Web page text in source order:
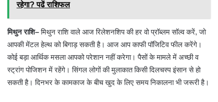
रहेगा? पढें राशिफल
मिथुन राशि–मिथुन राशि वाले आज रिलेशनशिप की हर वो प्रॉब्लम सॉल्व करें, जो
आपकी मेंटल हेल्थ को बिगाड़ सकती है। आज आप काफी पॉजिटिव फील करेंगे।
कोई बड़ा आर्थिक मसला आपको परेशान नहीं करेगा। पैसों के मामले में अच्छी व
स्ट्रांग पोजिशन में रहेंगे। सिंगल लोगों की मुलाकात किसी दिलचस्प इंसान से हो
सकती है। दिनभर के कामकाज के बीच खुद के लिए समय निकालना भी जरूरी है।